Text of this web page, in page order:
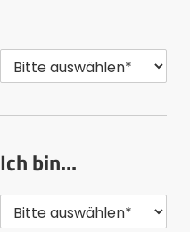
Ich bin...